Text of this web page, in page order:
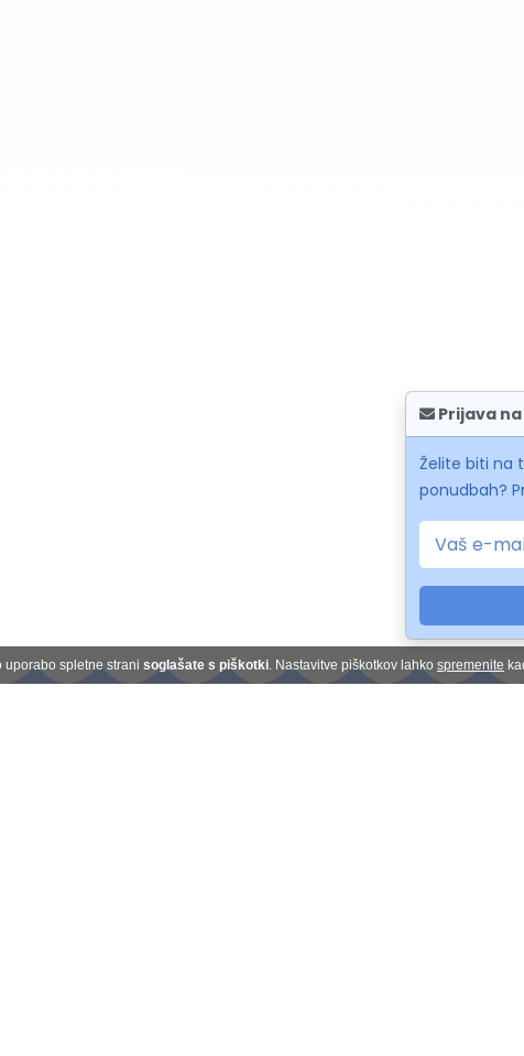
Prijava
Želite biti na
ponudbah?
spletne strani soglašate s piškotki. Nastavitve piškotkov lahko spremenite